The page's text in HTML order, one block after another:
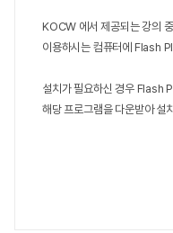
KOCW 에서 제공되는 강의
이용하시는 컴퓨터에 Flash
설치가 필요하신 경우 Flash
해당 프로그램을 다운받아 설